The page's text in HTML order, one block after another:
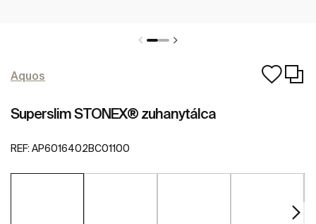
Aquos
Superslim STONEX® zuhanytálca
REF: AP6016402BC01100